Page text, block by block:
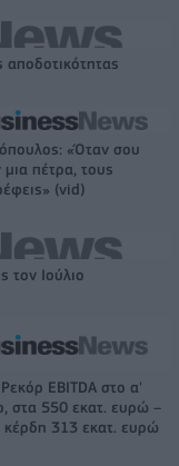
«Όταν σου
μια πέτρα, τους
(vid)
Ιούλιο
EBITDA στο α'
στα 550 εκατ. ευρώ –
313 εκατ. ευρώ